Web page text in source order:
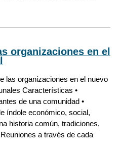
organizaciones en el
las organizaciones en el nuevo
Características •
de una comunidad •
índole económico, social,
historia común, tradiciones,
a través de cada